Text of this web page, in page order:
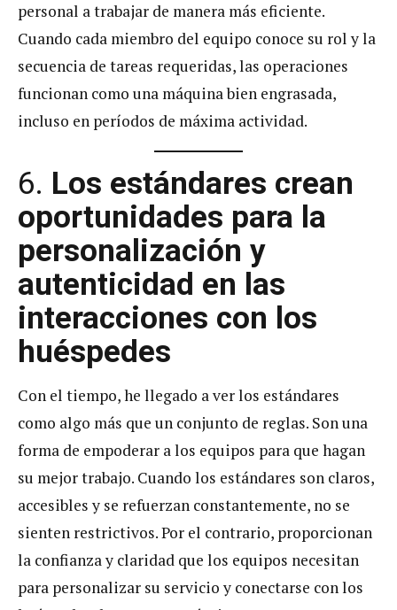
personal a trabajar de manera más eficiente.
Cuando cada miembro del equipo conoce su rol y la
secuencia de tareas requeridas, las operaciones
funcionan como una máquina bien engrasada,
incluso en períodos de máxima actividad.
6. Los estándares crean
oportunidades para la
personalización y
autenticidad en las
interacciones con los
huéspedes
Con el tiempo, he llegado a ver los estándares
como algo más que un conjunto de reglas. Son una
forma de empoderar a los equipos para que hagan
su mejor trabajo. Cuando los estándares son claros,
accesibles y se refuerzan constantemente, no se
sienten restrictivos. Por el contrario, proporcionan
la confianza y claridad que los equipos necesitan
para personalizar su servicio y conectarse con los